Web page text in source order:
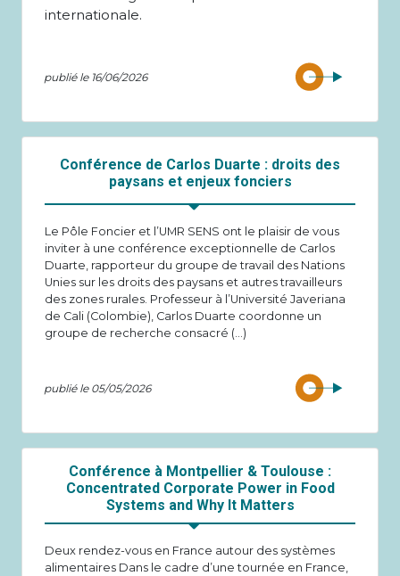
internationale.
publié le 16/06/2026
Conférence de Carlos Duarte : droits des
paysans et enjeux fonciers
Le Pôle Foncier et l’UMR SENS ont le plaisir de vous
inviter à une conférence exceptionnelle de Carlos
Duarte, rapporteur du groupe de travail des Nations
Unies sur les droits des paysans et autres travailleurs
des zones rurales. Professeur à l’Université Javeriana
de Cali (Colombie), Carlos Duarte coordonne un
groupe de recherche consacré (…)
publié le 05/05/2026
Conférence à Montpellier & Toulouse :
Concentrated Corporate Power in Food
Systems and Why It Matters
Deux rendez-vous en France autour des systèmes
alimentaires Dans le cadre d’une tournée en France,